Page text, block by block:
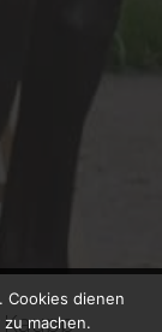
Cookies dienen
machen.